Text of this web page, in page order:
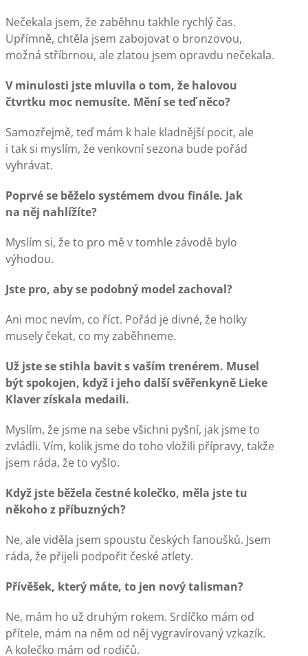
Nečekala jsem, že zaběhnu takhle rychlý čas.
Upřímně, chtěla jsem zabojovat o bronzovou,
možná stříbrnou, ale zlatou jsem opravdu nečekala.
V minulosti jste mluvila o tom, že halovou
čtvrtku moc nemusíte. Mění se teď něco?
Samozřejmě, teď mám k hale kladnější pocit, ale
i tak si myslím, že venkovní sezona bude pořád
vyhrávat.
Poprvé se běželo systémem dvou finále. Jak
na něj nahlížíte?
Myslím si, že to pro mě v tomhle závodě bylo
výhodou.
Jste pro, aby se podobný model zachoval?
Ani moc nevím, co říct. Pořád je divné, že holky
musely čekat, co my zaběhneme.
Už jste se stihla bavit s vaším trenérem. Musel
být spokojen, když i jeho další svěřenkyně Lieke
Klaver získala medaili.
Myslím, že jsme na sebe všichni pyšní, jak jsme to
zvládli. Vím, kolik jsme do toho vložili přípravy, takže
jsem ráda, že to vyšlo.
Když jste běžela čestné kolečko, měla jste tu
někoho z příbuzných?
Ne, ale viděla jsem spoustu českých fanoušků. Jsem
ráda, že přijeli podpořit české atlety.
Přívěšek, který máte, to jen nový talisman?
Ne, mám ho už druhým rokem. Srdíčko mám od
přítele, mám na něm od něj vygravírovaný vzkazík.
A kolečko mám od rodičů.